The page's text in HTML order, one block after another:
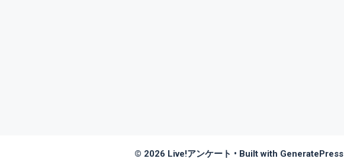
© 2026 Live!アンケート • Built with GeneratePress